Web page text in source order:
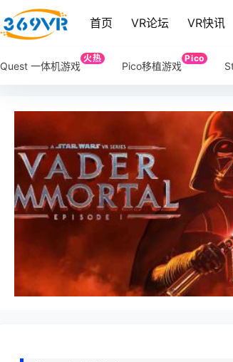
首页 VR论坛 VR快讯
Quest 一体机游戏
火热
Pico移植游戏
Pico